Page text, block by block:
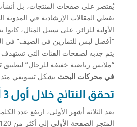
يُقتصر على صفحات المنتجات، بل
تغطي المقالات الإرشادية في المدونة
الأولية للزائر. على سبيل المثال،
“أفضل لبس للتمارين في الصيف” في
يتم جذبه لصفحات الفئات التي
“ملابس رياضية خفيفة للرجال” لتطبيق
في محركات البحث بشكل تسويقي
تحقق النتائج خلال أول 3 أشهر
بعد الثلاثة أشهر الأولى، ارتفع عدد